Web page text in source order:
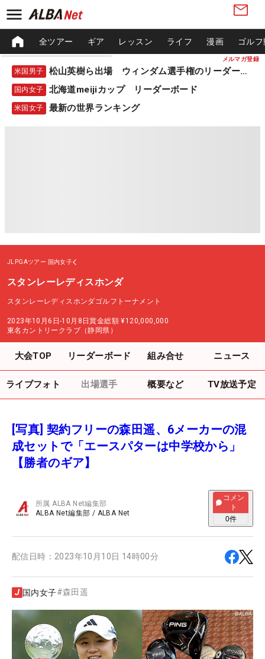
メルマガ登録
全ツアー ギア レッスン ライフ 漫画 ゴル
米国男子 松山英樹ら出場 ウィンダム選手権のリーダーボード
国内女子 北海道meijiカップ リーダーボード
米国女子 最新の世界ランキング
JLPGAツアー 国内女子
スタンレーレディスホンダ
スタンレーレディスホンダゴルフトーナメント
2023年10月6日-10月8日賞金総額 ¥120,000,000
東名カントリークラブ（静岡県）
大会TOP リーダーボード 組み合せ ニュース
ライブフォト 出場選手 概要など TV放送予定
[写真] 契約フリーの森田遥、6メーカーの混
成セットで「エースパターは中学校から」
【勝者のギア】
所属ALBA Net編集部
ALBA Net編集部 / ALBA Net
コメン
ト
0件
配信日時： 2023年10月10日 14時00分
国内女子#森田遥